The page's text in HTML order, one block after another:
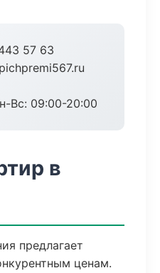
57 63
Вс: 09:00-20:00
в
предлагает
ценам.